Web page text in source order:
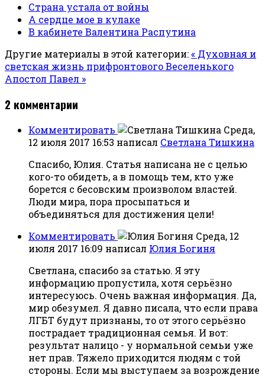
Страна устала от войны
А сердце мое в кулаке
В кабинете Валентина Распутина
Другие материалы в этой категории:« Духовная и
светская жизнь прифронтового Веселенького
Апостол Павел »
2 комментарии
Комментировать
Среда,
12 июля 2017 16:53 написал Светлана Тишкина
Спасибо, Юлия. Статья написана не с целью
кого-то обидеть, а в помощь тем, кто уже
борется с бесовским произволом властей.
Люди мира, пора просыпаться и
объединяться для достижения цели!
Комментировать
Среда, 12
июля 2017 16:09 написал Юлия Богиня
Светлана, спасибо за статью. Я эту
информацию пропустила, хотя серьёзно
интересуюсь. Очень важная информация. Да,
мир обезумел. Я давно писала, что если права
ЛГБТ будут признаны, то от этого серьёзно
пострадает традиционная семья. И вот:
результат налицо - у нормальной семьи уже
нет прав. Тяжело приходится людям с той
стороны. Если мы выступаем за возрождение